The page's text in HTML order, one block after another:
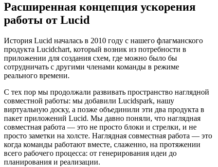
Расширенная концепция ускорения
работы от Lucid
История Lucid началась в 2010 году с нашего флагманского
продукта Lucidchart, который возник из потребности в
приложении для создания схем, где можно было бы
сотрудничать с другими членами команды в режиме
реального времени.
С тех пор мы продолжали развивать пространство наглядной
совместной работы: мы добавили Lucidspark, нашу
виртуальную доску, а позже объединили эти два продукта в
пакет приложений Lucid. Мы давно поняли, что наглядная
совместная работа — это не просто блоки и стрелки, и не
просто заметки на холсте. Наглядная совместная работа — это
когда команды работают вместе, слаженно, на протяжении
всего рабочего процесса: от генерирования идеи до
планирования и реализации.